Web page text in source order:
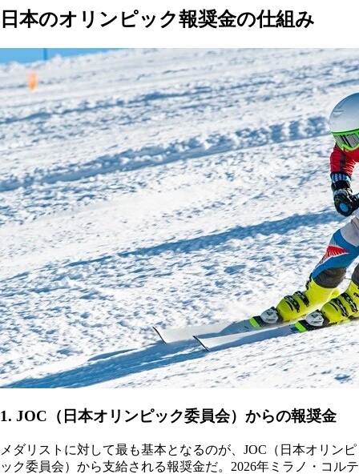
日本のオリンピック報奨金の仕組み
1. JOC（日本オリンピック委員会）からの報奨金
メダリストに対して最も基本となるのが、JOC（日本オリンピ
ック委員会）から支給される報奨金だ。2026年ミラノ・コルテ